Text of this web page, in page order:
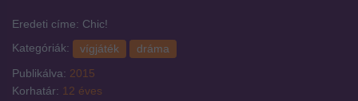
Eredeti címe: Chic!
Kategóriák:
vígjáték
dráma
Publikálva: 2015
Korhatár: 12 éves